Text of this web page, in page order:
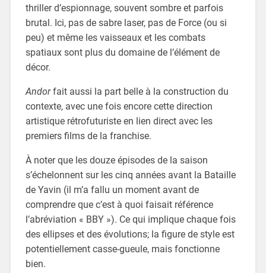
thriller d’espionnage, souvent sombre et parfois
brutal. Ici, pas de sabre laser, pas de Force (ou si
peu) et même les vaisseaux et les combats
spatiaux sont plus du domaine de l’élément de
décor.
Andorfait aussi la part belle à la construction du
contexte, avec une fois encore cette direction
artistique rétrofuturiste en lien direct avec les
premiers films de la franchise.
À noter que les douze épisodes de la saison
s’échelonnent sur les cinq années avant la Bataille
de Yavin (il m’a fallu un moment avant de
comprendre que c’est à quoi faisait référence
l’abréviation « BBY »). Ce qui implique chaque fois
des ellipses et des évolutions; la figure de style est
potentiellement casse-gueule, mais fonctionne
bien.